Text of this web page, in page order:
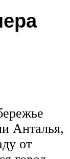
Анталья,
от